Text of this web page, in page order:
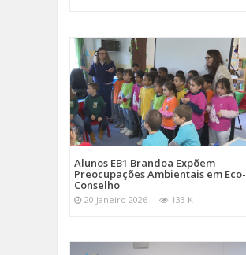
Alunos EB1 Brandoa Expõem
Preocupações Ambientais em Eco-
Conselho
20 Janeiro 2026 133 K